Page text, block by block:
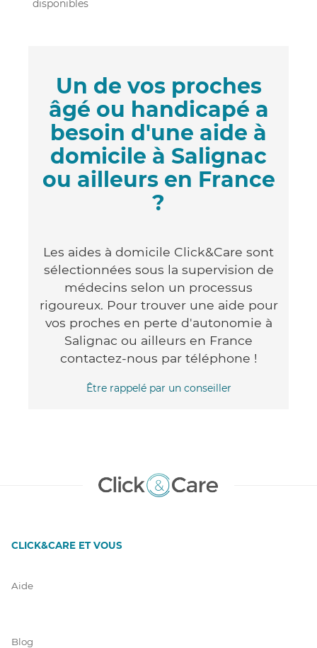
disponibles
Un de vos proches
âgé ou handicapé a
besoin d'une aide à
domicile à Salignac
ou ailleurs en France
?
Les aides à domicile Click&Care sont
sélectionnées sous la supervision de
médecins selon un processus
rigoureux. Pour trouver une aide pour
vos proches en perte d'autonomie à
Salignac ou ailleurs en France
contactez-nous par téléphone !
Être rappelé par un conseiller
CLICK&CARE ET VOUS
Aide
Blog